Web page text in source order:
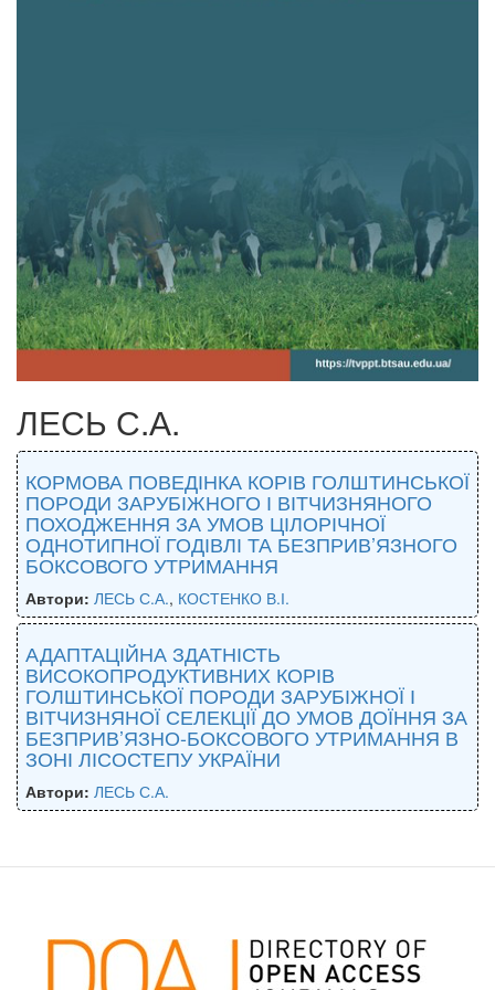
ЛЕСЬ С.А.
КОРМОВА ПОВЕДІНКА КОРІВ ГОЛШТИНСЬКОЇ
ПОРОДИ ЗАРУБІЖНОГО І ВІТЧИЗНЯНОГО
ПОХОДЖЕННЯ ЗА УМОВ ЦІЛОРІЧНОЇ
ОДНОТИПНОЇ ГОДІВЛІ ТА БЕЗПРИВ’ЯЗНОГО
БОКСОВОГО УТРИМАННЯ
Автори: ЛЕСЬ С.А., КОСТЕНКО В.І.
АДАПТАЦІЙНА ЗДАТНІСТЬ
ВИСОКОПРОДУКТИВНИХ КОРІВ
ГОЛШТИНСЬКОЇ ПОРОДИ ЗАРУБІЖНОЇ І
ВІТЧИЗНЯНОЇ СЕЛЕКЦІЇ ДО УМОВ ДОЇННЯ ЗА
БЕЗПРИВ’ЯЗНО-БОКСОВОГО УТРИМАННЯ В
ЗОНІ ЛІСОСТЕПУ УКРАЇНИ
Автори: ЛЕСЬ С.А.